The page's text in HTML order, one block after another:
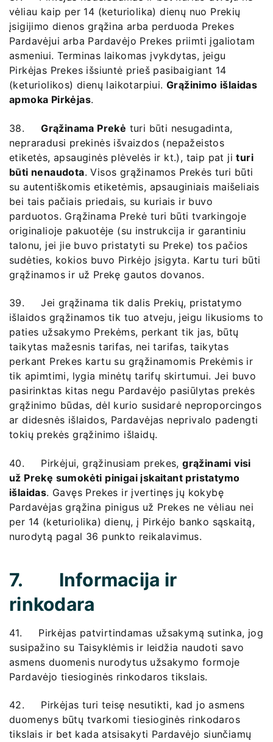
vėliau kaip per 14 (keturiolika) dienų nuo Prekių
įsigijimo dienos grąžina arba perduoda Prekes
Pardavėjui arba Pardavėjo Prekes priimti įgaliotam
asmeniui. Terminas laikomas įvykdytas, jeigu
Pirkėjas Prekes išsiuntė prieš pasibaigiant 14
(keturiolikos) dienų laikotarpiui. Grąžinimo išlaidas
apmoka Pirkėjas.
38.Grąžinama Prekė turi būti nesugadinta,
nepraradusi prekinės išvaizdos (nepažeistos
etiketės, apsauginės plėvelės ir kt.), taip pat jituri
būti nenaudota. Visos grąžinamos Prekės turi būti
su autentiškomis etiketėmis, apsauginiais maišeliais
bei tais pačiais priedais, su kuriais ir buvo
parduotos. Grąžinama Prekė turi būti tvarkingoje
originalioje pakuotėje (su instrukcija ir garantiniu
talonu, jei jie buvo pristatyti su Preke) tos pačios
sudėties, kokios buvo Pirkėjo įsigyta. Kartu turi būti
grąžinamos ir už Prekę gautos dovanos.
39. Jei grąžinama tik dalis Prekių, pristatymo
išlaidos grąžinamos tik tuo atveju, jeigu likusioms to
paties užsakymo Prekėms, perkant tik jas, būtų
taikytas mažesnis tarifas, nei tarifas, taikytas
perkant Prekes kartu su grąžinamomis Prekėmis ir
tik apimtimi, lygia minėtų tarifų skirtumui. Jei buvo
pasirinktas kitas negu Pardavėjo pasiūlytas prekės
grąžinimo būdas, dėl kurio susidarė neproporcingos
ar didesnės išlaidos, Pardavėjas neprivalo padengti
tokių prekės grąžinimo išlaidų.
40. Pirkėjui, grąžinusiam prekes,grąžinami visi
už Prekę sumokėti pinigai įskaitant pristatymo
išlaidas. Gavęs Prekes ir įvertinęs jų kokybę
Pardavėjas grąžina pinigus už Prekes ne vėliau nei
per 14 (keturiolika) dienų, į Pirkėjo banko sąskaitą,
nurodytą pagal 36 punkto reikalavimus.
7. Informacija ir
rinkodara
41. Pirkėjas patvirtindamas užsakymą sutinka, jog
susipažino su Taisyklėmis ir leidžia naudoti savo
asmens duomenis nurodytus užsakymo formoje
Pardavėjo tiesioginės rinkodaros tikslais.
42. Pirkėjas turi teisę nesutikti, kad jo asmens
duomenys būtų tvarkomi tiesioginės rinkodaros
tikslais ir bet kada atsisakyti Pardavėjo siunčiamų